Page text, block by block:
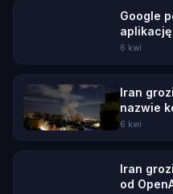
Google
aplikację
offline
6 kwi
Iran
nazwie
6 kwi
Iran
od